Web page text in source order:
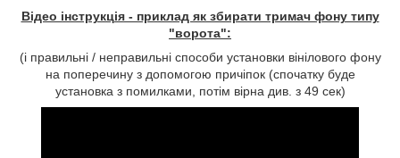
Відео інструкція - приклад як збирати тримач фону типу
"ворота":
(і правильні / неправильні способи установки вінілового фону
на поперечину з допомогою причіпок (спочатку буде
установка з помилками, потім вірна див. з 49 сек)